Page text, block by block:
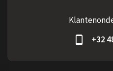
+32